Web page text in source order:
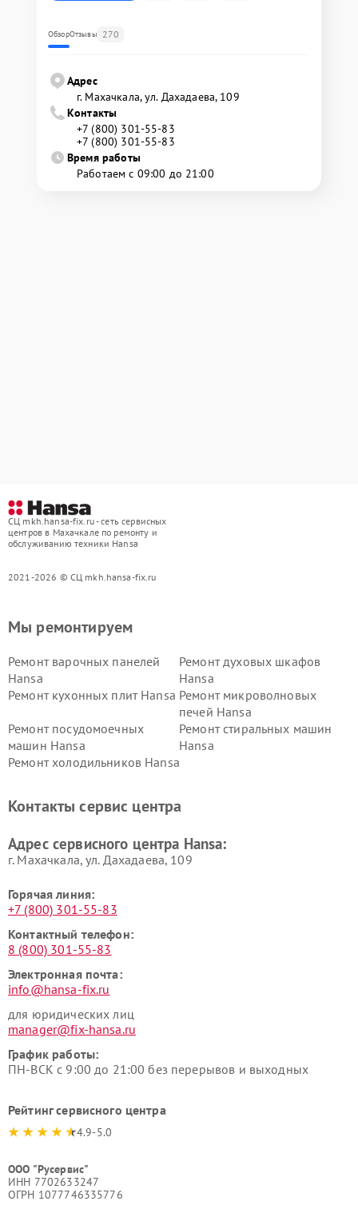
ОбзорОтзывы 270
Адрес
г. Махачкала, ул. Дахадаева, 109
Контакты
+7 (800) 301-55-83
+7 (800) 301-55-83
Время работы
Работаем с 09:00 до 21:00
СЦ mkh.hansa-fix.ru - сеть сервисных
центров в Махачкале по ремонту и
обслуживанию техники Hansa
2021-2026 © СЦ mkh.hansa-fix.ru
Мы ремонтируем
Ремонт варочных панелей
Hansa
Ремонт духовых шкафов
Hansa
Ремонт кухонных плит Hansa Ремонт микроволновых
печей Hansa
Ремонт посудомоечных
машин Hansa
Ремонт стиральных машин
Hansa
Ремонт холодильников Hansa
Контакты сервис центра
Адрес сервисного центра Hansa:
г. Махачкала, ул. Дахадаева, 109
Горячая линия:
+7 (800) 301-55-83
Контактный телефон:
8 (800) 301-55-83
Электронная почта:
info@hansa-fix.ru
для юридических лиц
manager@fix-hansa.ru
График работы:
ПН-ВСК с 9:00 до 21:00 без перерывов и выходных
Рейтинг сервисного центра
4.9-5.0
ООО "Русервис"
ИНН 7702633247
ОГРН 1077746335776